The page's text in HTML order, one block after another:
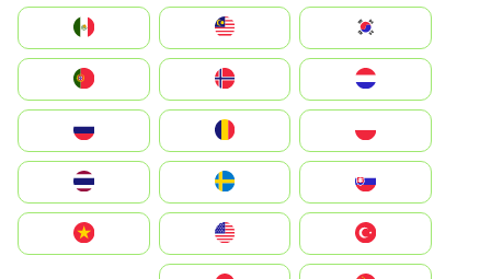
South Korea
Nederland
Portugal
România
Slovensko
United States
Vietnam